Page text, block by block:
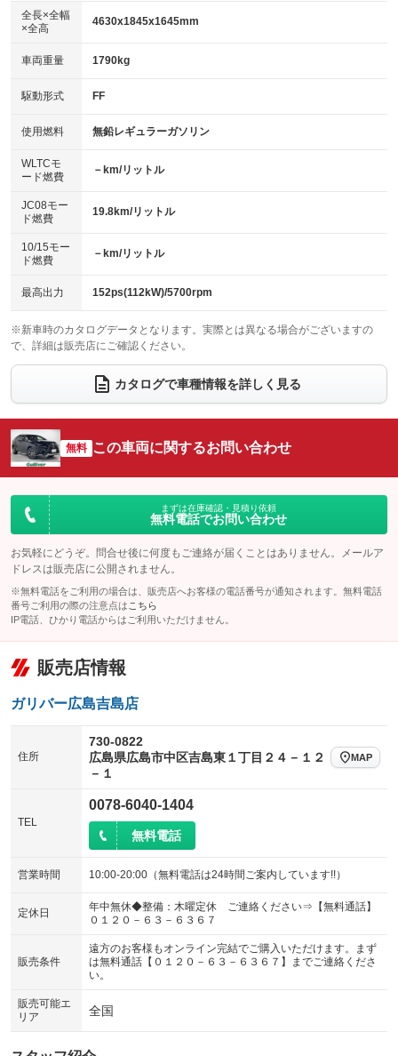
：装備なし
パワーウィンドウ
アイドリングストップ
：装備なし
USB入力端子
：装備あり
100V電源
：装備なし
センターデフロック
：装備なし
電動格納ミラー
：装備あり
アルミホイール：18インチ
：装備あり
HID(キセノンライト)
バックカメラ
エアロ
：装備なし
ローダウン
：装備なし
ベンチシート
：装備なし
チップアップシート
：装備なし
電動格納サードシート
：装備なし シートヒーター
：装備あり
ウォークスルー
電動リアゲート フロントカメラ
：装備あり
シートエアコン
：装備あり 全周囲カメラ
：装備あり
サイドカメラ
：装備あり ルーフレール
：装備なし
エアサスペンション ヘッドライトウォッシャー
全長×全幅
×全高
4630x1845x1645mm
車両重量 1790kg
駆動形式 FF
使用燃料 無鉛レギュラーガソリン
WLTCモ
ード燃費
－km/リットル
JC08モー
ド燃費
19.8km/リットル
10/15モー
ド燃費
－km/リットル
最高出力 152ps(112kW)/5700rpm
※新車時のカタログデータとなります。実際とは異なる場合がございますの
で、詳細は販売店にご確認ください。
カタログで車種情報を詳しく見る
無料 この車両に関するお問い合わせ
まずは在庫確認・見積り依頼
無料電話でお問い合わせ
お気軽にどうぞ。問合せ後に何度もご連絡が届くことはありません。メールア
ドレスは販売店に公開されません。
※無料電話をご利用の場合は、販売店へお客様の電話番号が通知されます。無料電話
番号ご利用の際の注意点は こちら
IP電話、ひかり電話からはご利用いただけません。
販売店情報
ガリバー広島吉島店
住所
730-0822
広島県広島市中区吉島東１丁目２４－１２
－１
MAP
TEL
0078-6040-1404
無料電話
営業時間 10:00-20:00（無料電話は24時間ご案内しています!!）
定休日
年中無休◆整備：木曜定休 ご連絡ください⇒【無料通話】
０１２０－６３－６３６７
販売条件
遠方のお客様もオンライン完結でご購入いただけます。まず
は無料通話【０１２０－６３－６３６７】までご連絡くださ
い。
販売可能エ
リア
全国